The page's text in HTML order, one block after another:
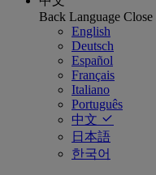
Back Language Close
English
Deutsch
Español
Français
Italiano
Português
中文
日本語
한국어